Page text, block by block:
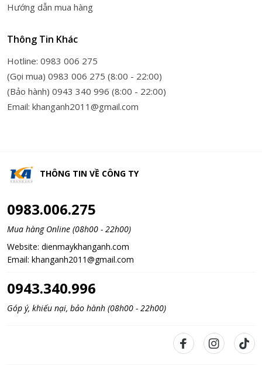
Hướng dẫn mua hàng
Thông Tin Khác
Hotline: 0983 006 275
(Gọi mua) 0983 006 275 (8:00 - 22:00)
(Bảo hành) 0943 340 996 (8:00 - 22:00)
Email: khanganh2011@gmail.com
THÔNG TIN VỀ CÔNG TY
0983.006.275
Mua hàng Online (08h00 - 22h00)
Website: dienmaykhanganh.com
Email: khanganh2011@gmail.com
0943.340.996
Góp ý, khiếu nại, bảo hành (08h00 - 22h00)